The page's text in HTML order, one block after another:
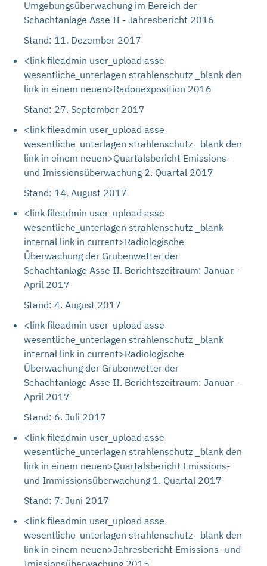
Umgebungsüberwachung im Bereich der
Schachtanlage Asse II - Jahresbericht 2016
Stand: 11. Dezember 2017
<link fileadmin user_upload asse
wesentliche_unterlagen strahlenschutz _blank den
link in einem neuen>Radonexposition 2016
Stand: 27. September 2017
<link fileadmin user_upload asse
wesentliche_unterlagen strahlenschutz _blank den
link in einem neuen>Quartalsbericht Emissions-
und Imissionsüberwachung 2. Quartal 2017
Stand: 14. August 2017
<link fileadmin user_upload asse
wesentliche_unterlagen strahlenschutz _blank
internal link in current>Radiologische
Überwachung der Grubenwetter der
Schachtanlage Asse II. Berichtszeitraum: Januar -
April 2017
Stand: 4. August 2017
<link fileadmin user_upload asse
wesentliche_unterlagen strahlenschutz _blank
internal link in current>Radiologische
Überwachung der Grubenwetter der
Schachtanlage Asse II. Berichtszeitraum: Januar -
April 2017
Stand: 6. Juli 2017
<link fileadmin user_upload asse
wesentliche_unterlagen strahlenschutz _blank den
link in einem neuen>Quartalsbericht Emissions-
und Immissionsüberwachung 1. Quartal 2017
Stand: 7. Juni 2017
<link fileadmin user_upload asse
wesentliche_unterlagen strahlenschutz _blank den
link in einem neuen>Jahresbericht Emissions- und
Imissionsüberwachung 2015